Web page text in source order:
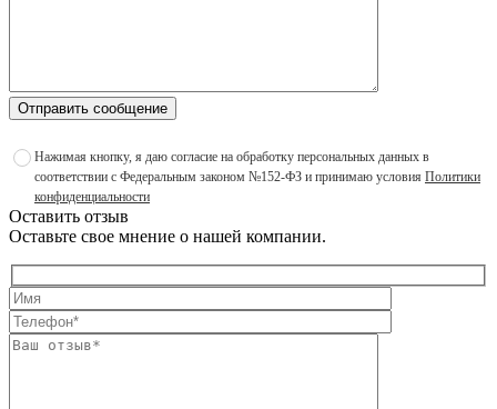
Отправить сообщение
Нажимая кнопку, я даю согласие на обработку персональных данных в
соответствии с Федеральным законом №152-ФЗ и принимаю условия Политики
конфиденциальности
Оставить отзыв
Оставьте свое мнение о нашей компании.